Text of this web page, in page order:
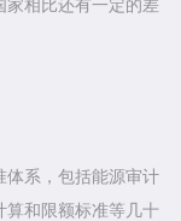
家相比还有一定的差
体系，包括能源审计
算和限额标准等几十